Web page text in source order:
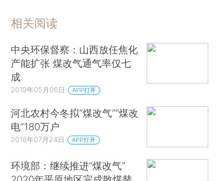
相关阅读
中央环保督察：山西放任焦化
产能扩张 煤改气通气率仅七
成
2019年05月06日 APP打开
河北农村今冬拟“煤改气”“煤改
电”180万户
2018年07月24日 APP打开
环境部：继续推进“煤改气”